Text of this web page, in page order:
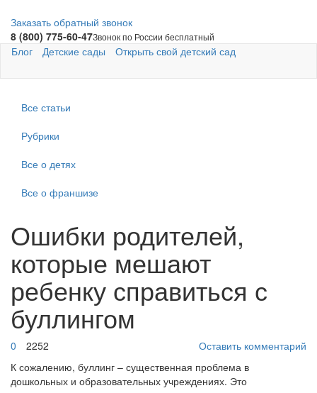
Заказать обратный звонок
8 (800) 775-60-47Звонок по России бесплатный
Блог Детские сады Открыть свой детский сад
Все статьи
Рубрики
Все о детях
Все о франшизе
Ошибки родителей,
которые мешают
ребенку справиться с
буллингом
Оставить комментарий
0
2252
К сожалению, буллинг – существенная проблема в
дошкольных и образовательных учреждениях. Это